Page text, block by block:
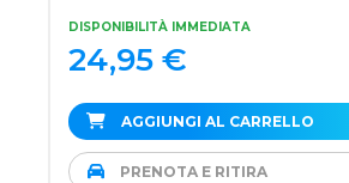
DISPONIBILITÀ IMMEDIATA
24,95 €
AGGIUNGI AL CARRELLO
PRENOTA E RITIRA